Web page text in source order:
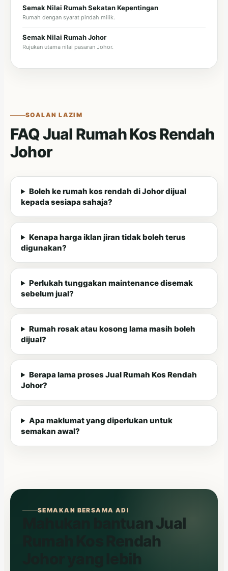
Semak Nilai Rumah Sekatan Kepentingan
Rumah dengan syarat pindah milik.
Semak Nilai Rumah Johor
Rujukan utama nilai pasaran Johor.
SOALAN LAZIM
FAQ Jual Rumah Kos Rendah
Johor
Boleh ke rumah kos rendah di Johor dijual
kepada sesiapa sahaja?
Kenapa harga iklan jiran tidak boleh terus
digunakan?
Perlukah tunggakan maintenance disemak
sebelum jual?
Rumah rosak atau kosong lama masih boleh
dijual?
Berapa lama proses Jual Rumah Kos Rendah
Johor?
Apa maklumat yang diperlukan untuk
semakan awal?
SEMAKAN BERSAMA ADI
Mahukan bantuan Jual
Rumah Kos Rendah
Johor yang lebih